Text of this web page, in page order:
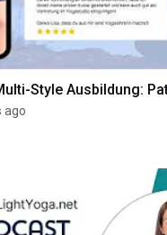
Style Ausbildung:
ago